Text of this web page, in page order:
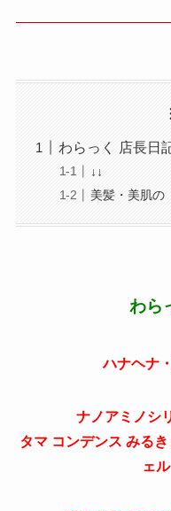
わらっく 店長日
↓↓
美髪・美肌の
わら
ハナヘナ
ナノアミノシ
タマ コンデンス みる
ェ